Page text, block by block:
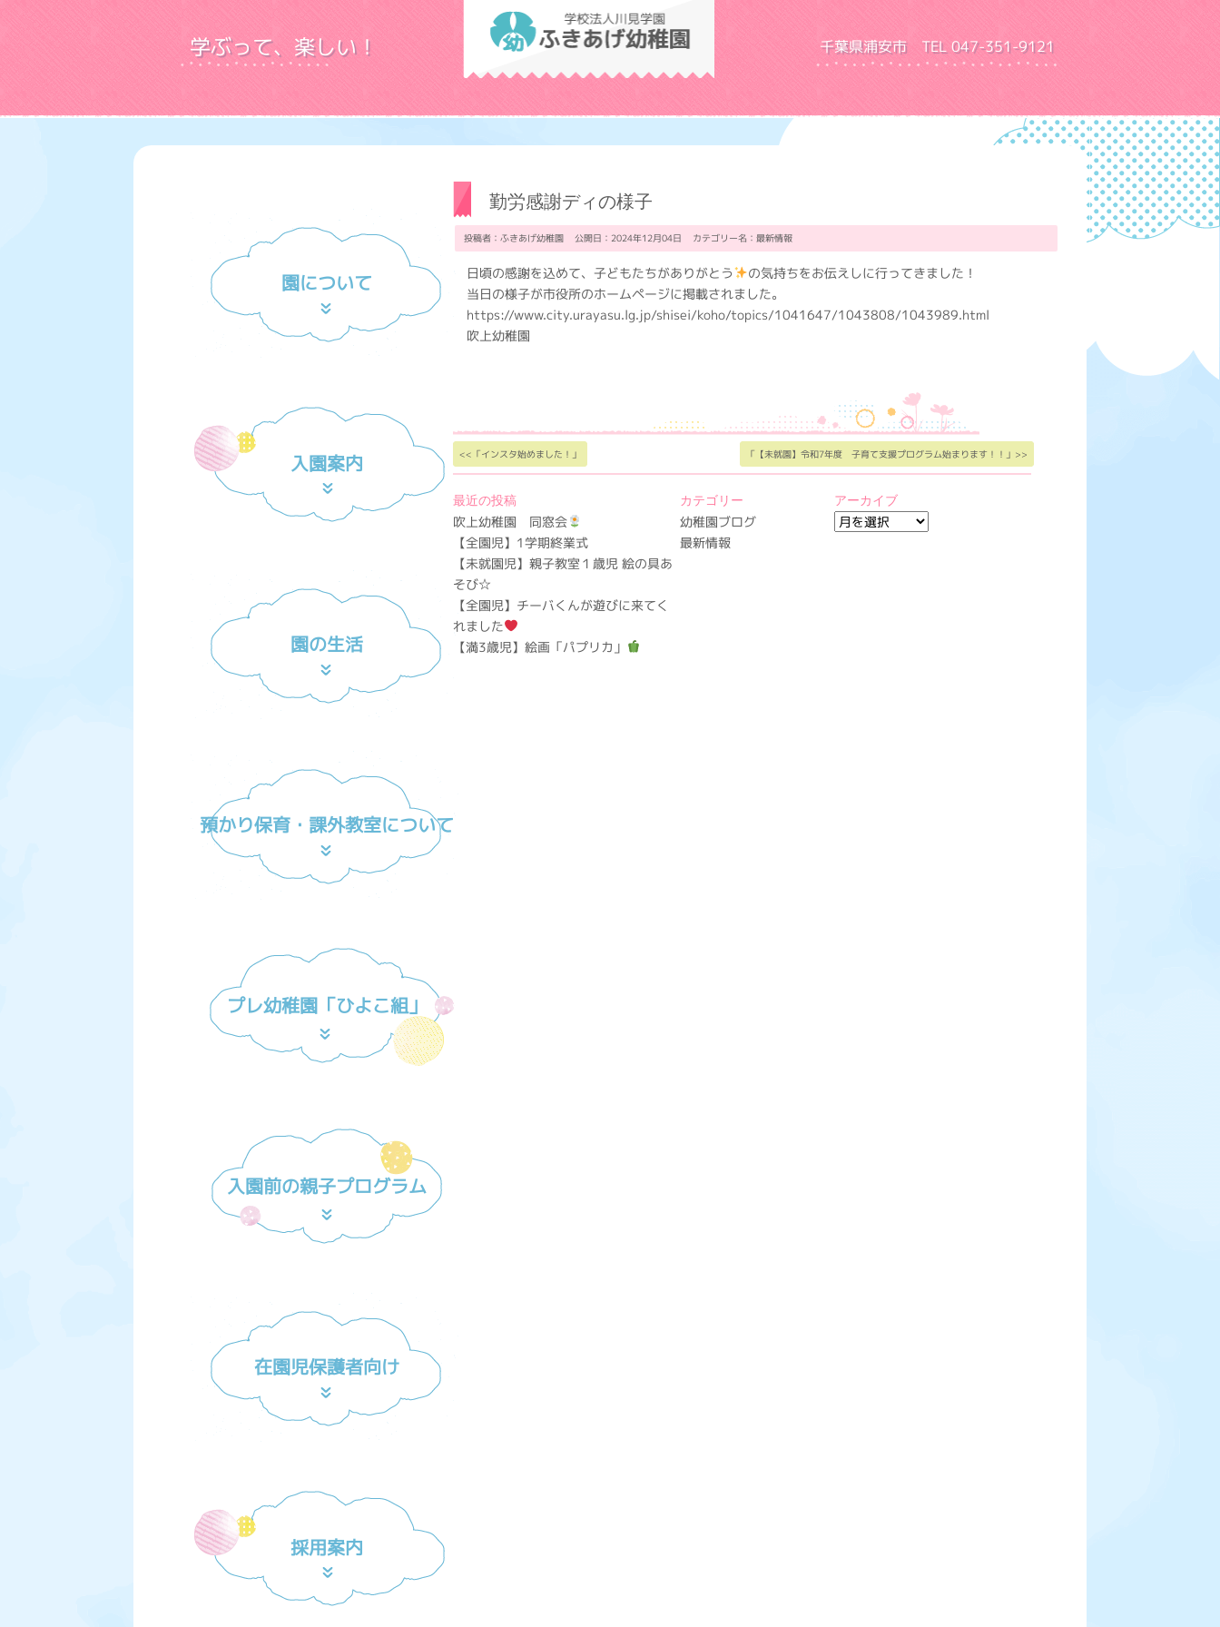
学ぶって、楽しい！
学校法人川見学園 ふきあげ幼稚園
千葉県浦安市 TEL 047-351-9121
園について
入園案内
園の生活
預かり保育・課外教室について
プレ幼稚園「ひよこ組」
入園前の親子プログラム
在園児保護者向け
採用案内
勤労感謝ディの様子
投稿者：ふきあげ幼稚園 公開日：2024年12月04日 カテゴリー名： 最新情報
日頃の感謝を込めて、子どもたちがありがとう
の気持ちをお伝えしに行ってきました！
当日の様子が市役所のホームページに掲載されました。
https://www.city.urayasu.lg.jp/shisei/koho/topics/1041647/1043808/1043989.html
吹上幼稚園
<<「インスタ始めました！」 「【未就園】令和7年度 子育て支援プログラム始まります！！」>>
最近の投稿
吹上幼稚園 同窓会
【全園児】1学期終業式
【未就園児】親子教室１歳児 絵の具あ
そび☆
【全園児】チーバくんが遊びに来てく
れました
【満3歳児】絵画「パプリカ」
カテゴリー
幼稚園ブログ
最新情報
アーカイブ
ア